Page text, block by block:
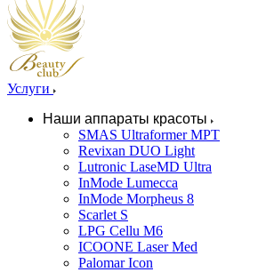
Услуги
Наши аппараты красоты
SMAS Ultraformer MPT
Revixan DUO Light
Lutronic LaseMD Ultra
InMode Lumecca
InMode Morpheus 8
Scarlet S
LPG Cellu M6
ICOONE Laser Med
Palomar Icon